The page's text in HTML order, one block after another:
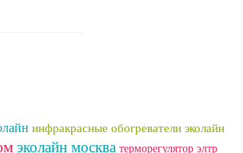
инфракрасные обогреватели эколайн
эколайн москва терморегулятор элтр